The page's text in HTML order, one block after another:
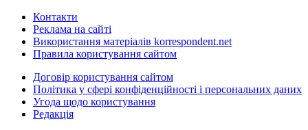
Контакти
Реклама на сайті
Використання матеріалів korrespondent.net
Правила користування сайтом
Договір користування сайтом
Політика у сфері конфіденційності і персональних даних
Угода щодо користування
Редакція